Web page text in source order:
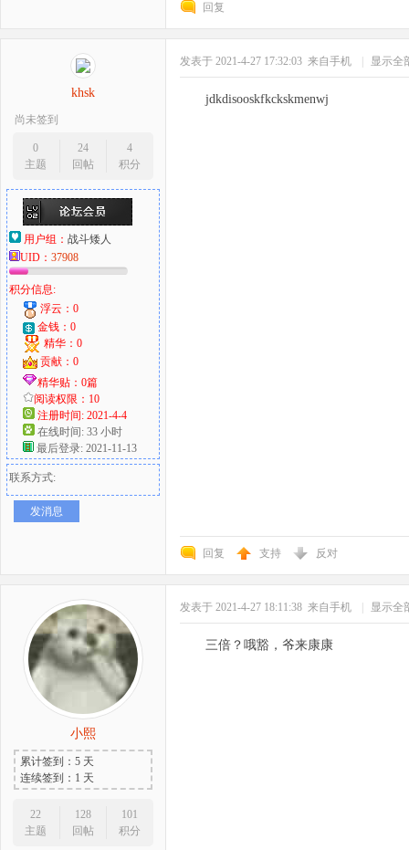
回复
khsk
尚未签到
0
主题
24
回帖
4
积分
用户组： 战斗矮人
UID： 37908
积分信息:
浮云：0
金钱：0
精华：0
贡献：0
精华贴：0篇
阅读权限：10
注册时间: 2021-4-4
在线时间: 33 小时
最后登录: 2021-11-13
联系方式:
发消息
发表于 2021-4-27 17:32:03 来自手机 显示全
jdkdisooskfkckskmenwj
回复 支持 反对
小熙
累计签到：5 天
连续签到：1 天
22
主题
128
回帖
101
积分
发表于 2021-4-27 18:11:38 来自手机 显示全
三倍？哦豁，爷来康康